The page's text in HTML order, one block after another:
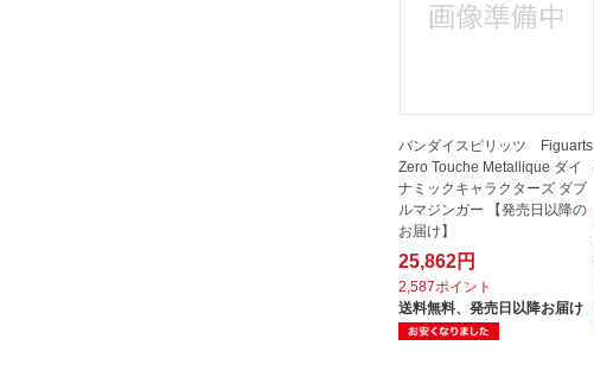
バンダイスピリッツ Figuarts
Zero Touche Metallique ダイ
ナミックキャラクターズ ダブ
ルマジンガー 【発売日以降の
お届け】
25,862円
2,587ポイント
送料無料、 発売日以降お届け